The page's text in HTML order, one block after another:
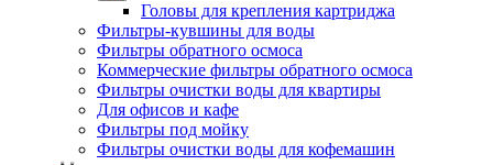
Головы для крепления картриджа
Фильтры-кувшины для воды
Фильтры обратного осмоса
Коммерческие фильтры обратного осмоса
Фильтры очистки воды для квартиры
Для офисов и кафе
Фильтры под мойку
Фильтры очистки воды для кофемашин